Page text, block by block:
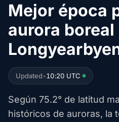
Mejor época
aurora boreal
Updated•10:20 UTC
Según 75.2° de latitud
históricos de auroras, la